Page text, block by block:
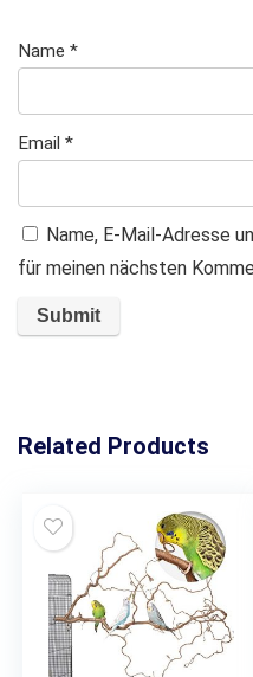
Name *
Email *
Name, E-Mail-Adresse
für meinen nächsten
Related Products